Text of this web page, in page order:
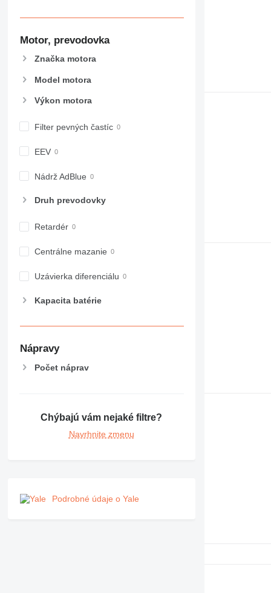
Motor, prevodovka
Značka motora
Model motora
Výkon motora
Filter pevných častíc
EEV
Nádrž AdBlue
Druh prevodovky
Retardér
Centrálne mazanie
Uzávierka diferenciálu
Kapacita batérie
Nápravy
Počet náprav
Chýbajú vám nejaké filtre?
Navrhnite zmenu
Podrobné údaje o Yale